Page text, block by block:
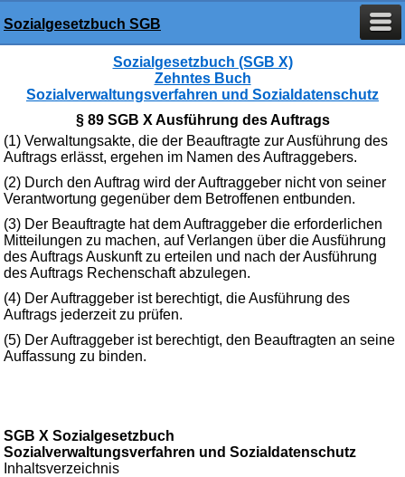
Sozialgesetzbuch SGB
Sozialgesetzbuch (SGB X)
Zehntes Buch
Sozialverwaltungsverfahren und Sozialdatenschutz
§ 89 SGB X Ausführung des Auftrags
(1) Verwaltungsakte, die der Beauftragte zur Ausführung des
Auftrags erlässt, ergehen im Namen des Auftraggebers.
(2) Durch den Auftrag wird der Auftraggeber nicht von seiner
Verantwortung gegenüber dem Betroffenen entbunden.
(3) Der Beauftragte hat dem Auftraggeber die erforderlichen
Mitteilungen zu machen, auf Verlangen über die Ausführung
des Auftrags Auskunft zu erteilen und nach der Ausführung
des Auftrags Rechenschaft abzulegen.
(4) Der Auftraggeber ist berechtigt, die Ausführung des
Auftrags jederzeit zu prüfen.
(5) Der Auftraggeber ist berechtigt, den Beauftragten an seine
Auffassung zu binden.
SGB X Sozialgesetzbuch
Sozialverwaltungsverfahren und Sozialdatenschutz
Inhaltsverzeichnis